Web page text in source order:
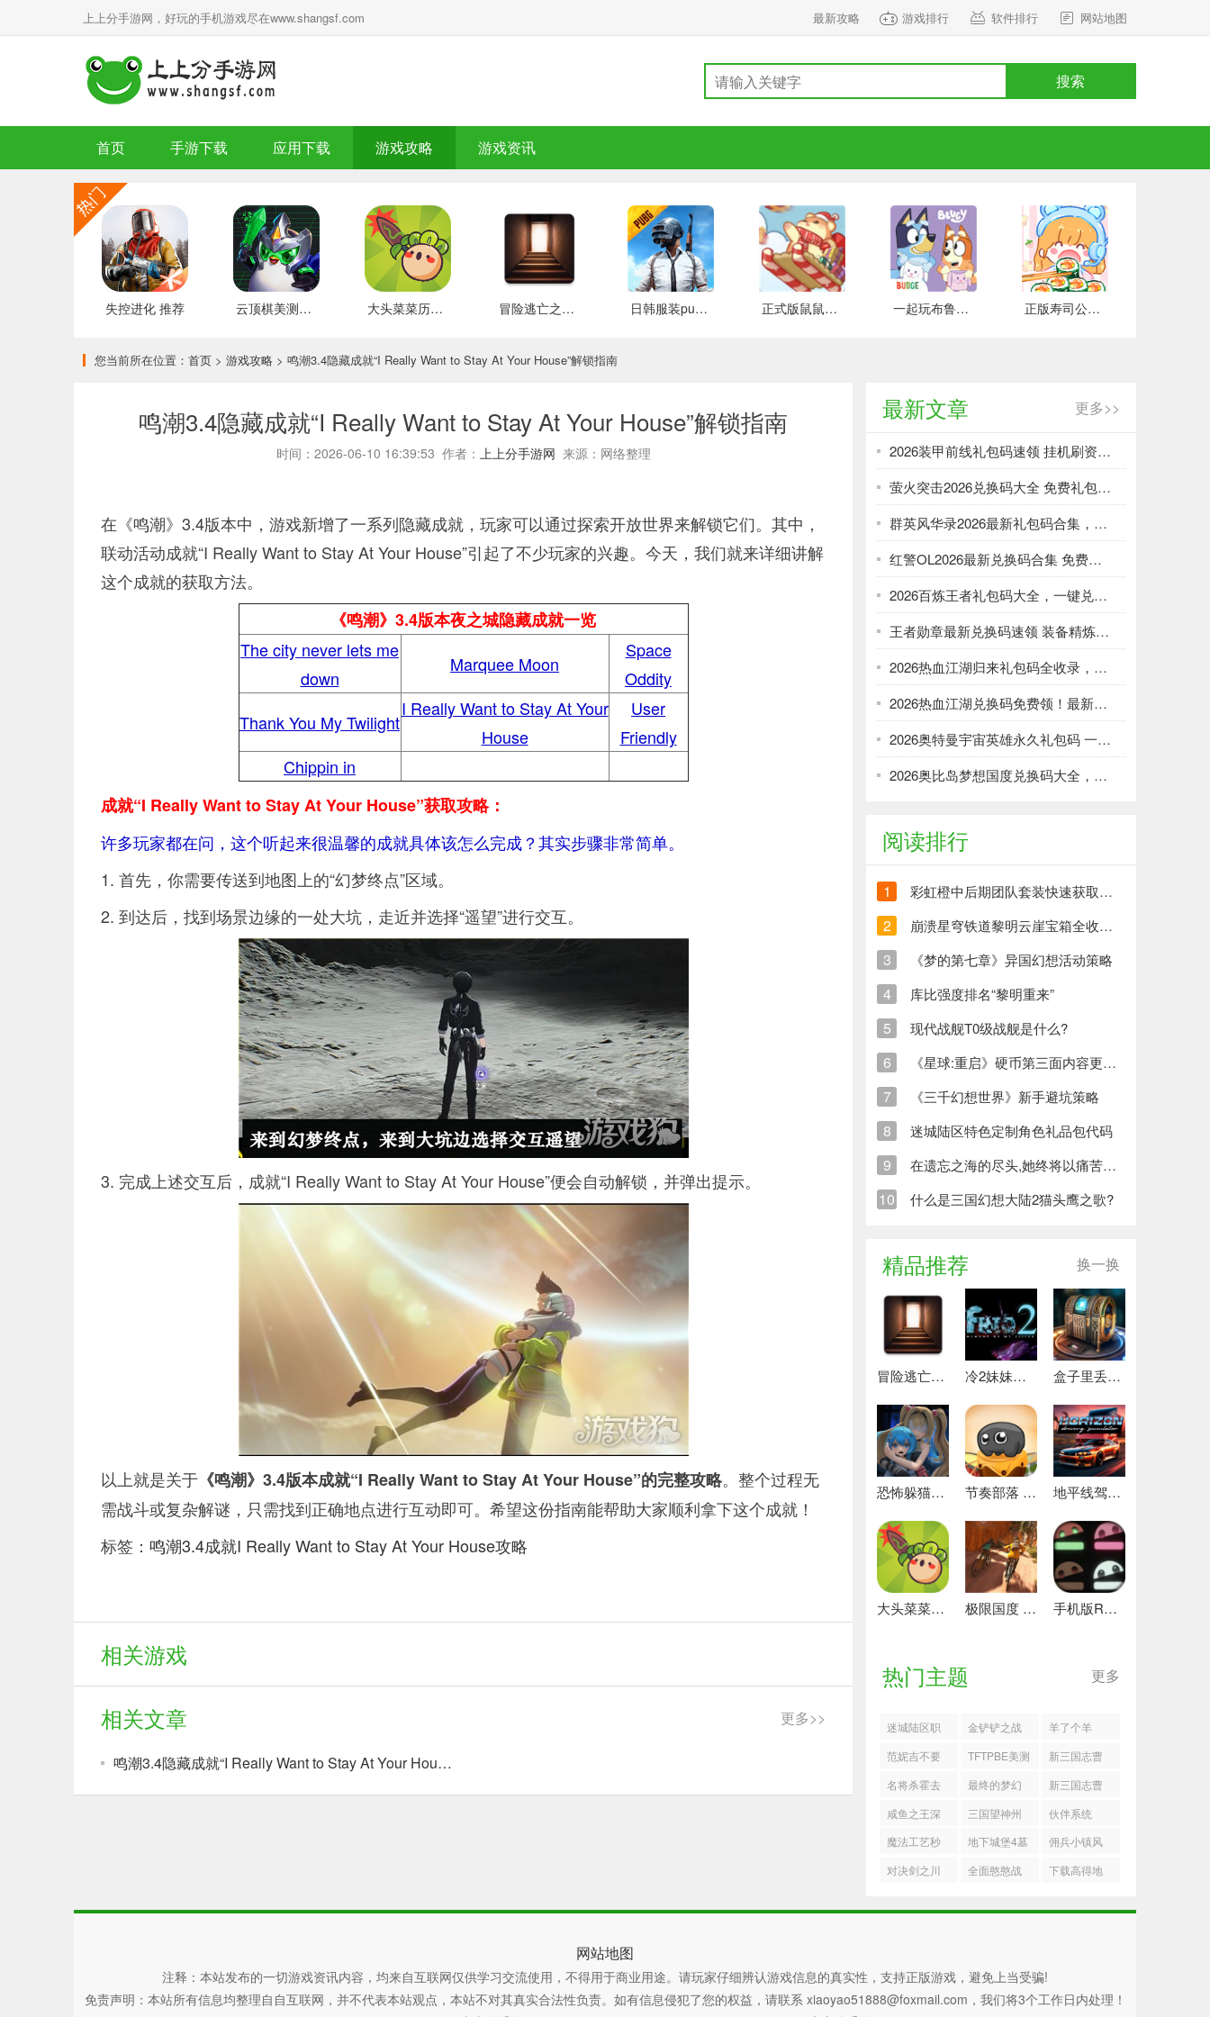
上上分手游网，好玩的手机游戏尽在www.shangsf.com 最新攻略 游戏排行 软件排行 网站地图
搜索
首页 手游下载 应用下载 游戏攻略 游戏资讯
失控进化 推荐 云顶棋美测服 最新版 大头菜菜历险记 好玩的 冒险逃亡之谜 推荐 日韩服装pubg 好玩的 正式版鼠鼠百货物语 安卓版 一起玩布鲁伊吧 手游下载 正版寿司公园 安卓版
您当前所在位置： 首页 > 游戏攻略 > 鸣潮3.4隐藏成就“I Really Want to Stay At Your House”解锁指南
鸣潮3.4隐藏成就“I Really Want to Stay At Your House”解锁指南
时间：2026-06-10 16:39:53 作者： 上上分手游网 来源：网络整理
在《鸣潮》3.4版本中，游戏新增了一系列隐藏成就，玩家可以通过探索开放世界来解锁它们。其中，
联动活动成就“I Really Want to Stay At Your House”引起了不少玩家的兴趣。今天，我们就来详细讲解
这个成就的获取方法。
《鸣潮》3.4版本夜之城隐藏成就一览
The city never lets me
down
Marquee Moon
Space
Oddity
Thank You My Twilight
I Really Want to Stay At Your
House
User
Friendly
Chippin in
成就“I Really Want to Stay At Your House”获取攻略：
许多玩家都在问，这个听起来很温馨的成就具体该怎么完成？其实步骤非常简单。
1. 首先，你需要传送到地图上的“幻梦终点”区域。
2. 到达后，找到场景边缘的一处大坑，走近并选择“遥望”进行交互。
3. 完成上述交互后，成就“I Really Want to Stay At Your House”便会自动解锁，并弹出提示。
以上就是关于 《鸣潮》3.4版本成就“I Really Want to Stay At Your House”的完整攻略。整个过程无
需战斗或复杂解谜，只需找到正确地点进行互动即可。希望这份指南能帮助大家顺利拿下这个成就！
标签： 鸣潮3.4成就I Really Want to Stay At Your House攻略
相关游戏
相关文章 更多>>
鸣潮3.4隐藏成就“I Really Want to Stay At Your House”解锁指南
最新文章 更多>>
2026装甲前线礼包码速领 挂机刷资源攻略
萤火突击2026兑换码大全 免费礼包一键领取
群英风华录2026最新礼包码合集，一键领取限时福利
红警OL2026最新兑换码合集 免费礼包一键领取
2026百炼王者礼包码大全，一键兑换加速武将养成
王者勋章最新兑换码速领 装备精炼资源轻松刷
2026热血江湖归来礼包码全收录，强化资源不愁！
2026热血江湖兑换码免费领！最新礼包大全速取
2026奥特曼宇宙英雄永久礼包码 一键领取光暗资源
2026奥比岛梦想国度兑换码大全，免费领服饰家具！
阅读排行
1 彩虹橙中后期团队套装快速获取方法
2 崩溃星穹铁道黎明云崖宝箱全收集策略与崩铁玩家分享
3 《梦的第七章》异国幻想活动策略
4 库比强度排名“黎明重来”
5 现代战舰T0级战舰是什么?
6 《星球:重启》硬币第三面内容更新清单
7 《三千幻想世界》新手避坑策略
8 迷城陆区特色定制角色礼品包代码
9 在遗忘之海的尽头,她终将以痛苦创造新的生命
10 什么是三国幻想大陆2猫头鹰之歌?
精品推荐 换一换
冒险逃亡之谜 推荐 冷2妹妹的记忆 热门下载 盒子里丢失的碎片 安卓下载
恐怖躲猫猫4 最新版 节奏部落 安卓版 地平线驾驶模拟器 最新版
大头菜菜历险记 好玩的 极限国度 最新版 手机版REPO 安卓版
热门主题 更多
迷城陆区职
业推荐
金铲铲之战
双城之战S13
赛季
羊了个羊
范妮吉不要
和浆果说话
中文版
TFTPBE美测
服最新版
新三国志曹
操传怎么过
孙策遇刺
名将杀霍去
病高难千里
单骑打法思
路
最终的梦幻
岛公测
新三国志曹
操传甘宁搭
配攻略
咸鱼之王深
海10
三国望神州
试炼65怎么
过
伙伴系统
魔法工艺秒
杀流召唤搭
地下城堡4墓
穴170层阵容
佣兵小镇风
坦锤锤怎么
对决剑之川
全面憨憨战
下载高得地
网站地图
注释：本站发布的一切游戏资讯内容，均来自互联网仅供学习交流使用，不得用于商业用途。请玩家仔细辨认游戏信息的真实性，支持正版游戏，避免上当受骗!
免责声明：本站所有信息均整理自自互联网，并不代表本站观点，本站不对其真实合法性负责。如有信息侵犯了您的权益，请联系 xiaoyao51888@foxmail.com，我们将3个工作日内处理！